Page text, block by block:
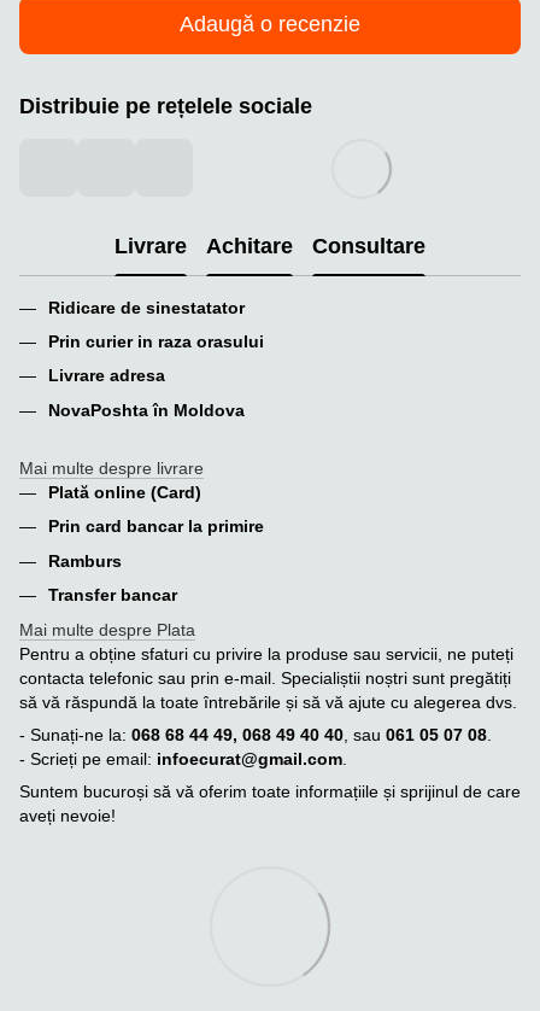
Adaugă o recenzie
Distribuie pe rețelele sociale
Livrare Achitare Consultare
Ridicare de sinestatator
Prin curier in raza orasului
Livrare adresa
NovaPoshta în Moldova
Mai multe despre livrare
Plată online (Card)
Prin card bancar la primire
Ramburs
Transfer bancar
Mai multe despre Plata
Pentru a obține sfaturi cu privire la produse sau servicii, ne puteți
contacta telefonic sau prin e-mail. Specialiștii noștri sunt pregătiți
să vă răspundă la toate întrebările și să vă ajute cu alegerea dvs.
- Sunați-ne la: 068 68 44 49, 068 49 40 40 , sau 061 05 07 08
- Scrieți pe email: infoecurat@gmail.com
Suntem bucuroși să vă oferim toate informațiile și sprijinul de care
aveți nevoie!